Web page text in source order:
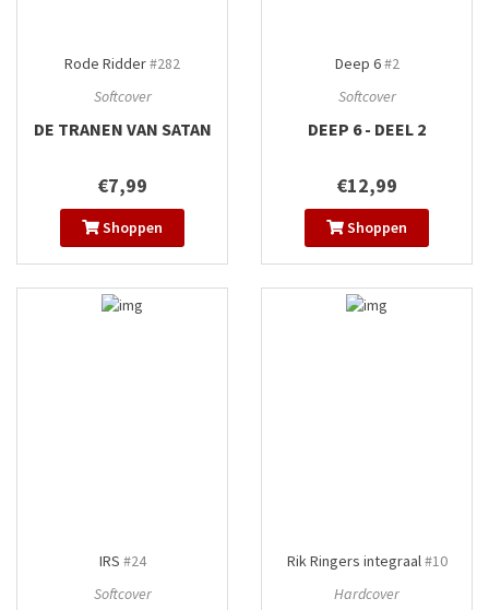
Rode Ridder#282
Softcover
DE TRANEN VAN SATAN
€7,99
Shoppen
Deep 6#2
Softcover
DEEP 6 - DEEL 2
€12,99
Shoppen
IRS #24
Softcover
Rik Ringers integraal#10
Hardcover